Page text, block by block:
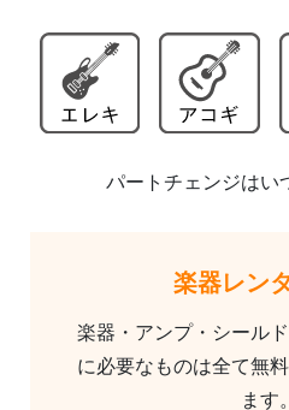
パートチェンジはい
楽器レン
楽器・アンプ・シール
に必要なものは全て無
ます。